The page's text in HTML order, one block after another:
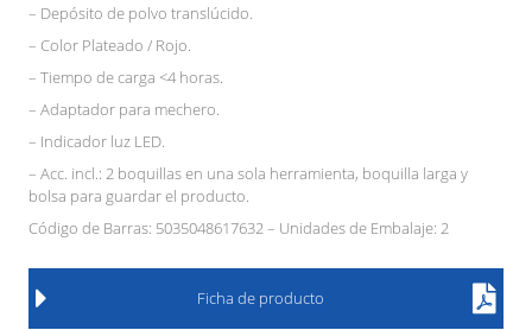
– Depósito de polvo translúcido.
– Color Plateado / Rojo.
– Tiempo de carga <4 horas.
– Adaptador para mechero.
– Indicador luz LED.
– Acc. incl.: 2 boquillas en una sola herramienta, boquilla larga y
bolsa para guardar el producto.
Código de Barras: 5035048617632 – Unidades de Embalaje: 2
Ficha de producto